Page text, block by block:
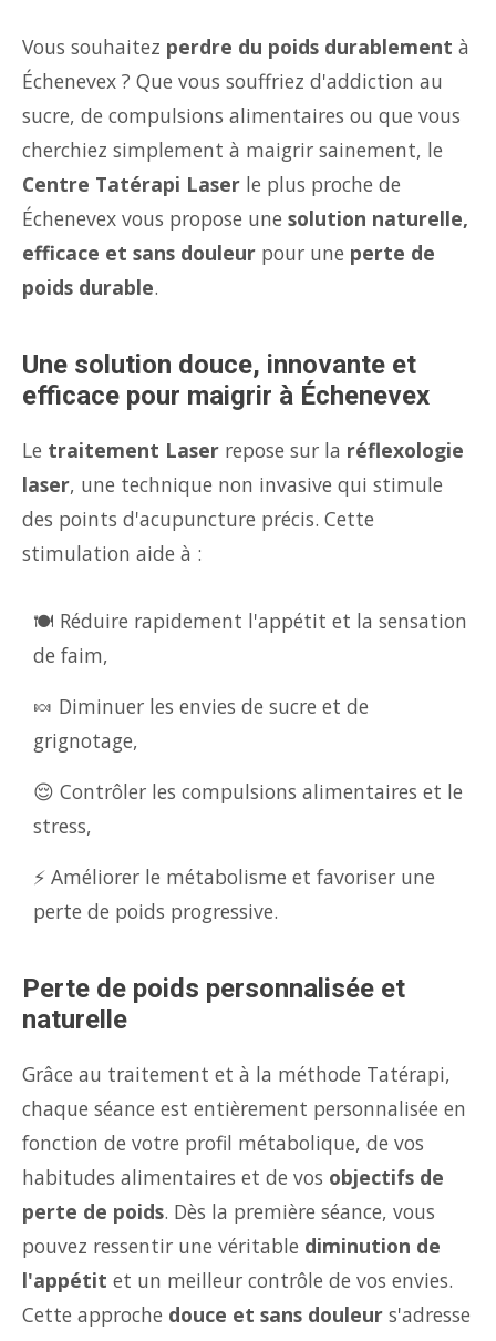
Vous souhaitez perdre du poids durablement à
Échenevex ? Que vous souffriez d'addiction au
sucre, de compulsions alimentaires ou que vous
cherchiez simplement à maigrir sainement, le
Centre Tatérapi Laser le plus proche de
Échenevex vous propose une solution naturelle,
efficace et sans douleur pour une perte de
poids durable.
Une solution douce, innovante et
efficace pour maigrir à Échenevex
Le traitement Laser repose sur la réflexologie
laser, une technique non invasive qui stimule
des points d'acupuncture précis. Cette
stimulation aide à :
🍽️ Réduire rapidement l'appétit et la sensation
de faim,
🍬 Diminuer les envies de sucre et de
grignotage,
😌 Contrôler les compulsions alimentaires et le
stress,
⚡ Améliorer le métabolisme et favoriser une
perte de poids progressive.
Perte de poids personnalisée et
naturelle
Grâce au traitement et à la méthode Tatérapi,
chaque séance est entièrement personnalisée en
fonction de votre profil métabolique, de vos
habitudes alimentaires et de vos objectifs de
perte de poids. Dès la première séance, vous
pouvez ressentir une véritable diminution de
l'appétit et un meilleur contrôle de vos envies.
Cette approche douce et sans douleur s'adresse